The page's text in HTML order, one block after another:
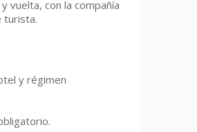
vuelta, con la compañía
turista.
y régimen